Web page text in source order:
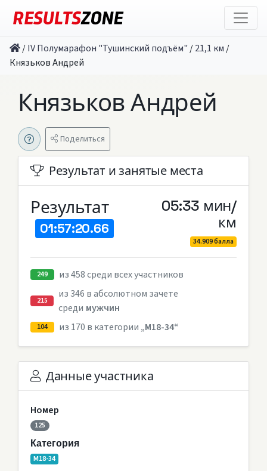
/IV Полумарафон "Тушинский подъём" /21,1 км /
Князьков Андрей
Князьков Андрей
Поделиться
Результат и занятые места
Результат
01:57:20.66
05:33 мин/
км
34.909 балла
249 из 458 среди всех участников
215
из 346 в абсолютном зачете
среди мужчин
104 из 170 в категории „M18-34“
Данные участника
Номер
125
Категория
M18-34